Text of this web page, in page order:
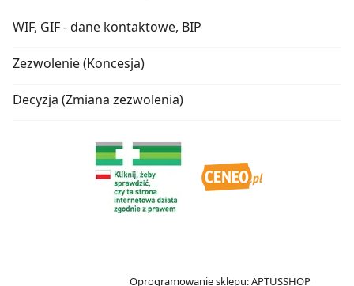
WIF, GIF - dane kontaktowe, BIP
Zezwolenie (Koncesja)
Decyzja (Zmiana zezwolenia)
Oprogramowanie sklepu:APTUSSHOP